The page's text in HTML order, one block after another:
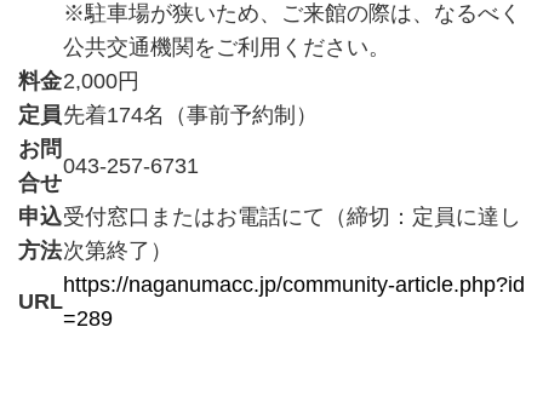
※駐車場が狭いため、ご来館の際は、なるべく
公共交通機関をご利用ください。
料金2,000円
定員先着174名（事前予約制）
お問
合せ
043-257-6731
申込
方法
受付窓口またはお電話にて（締切：定員に達し
次第終了）
URL
https://naganumacc.jp/community-article.php?id
=289